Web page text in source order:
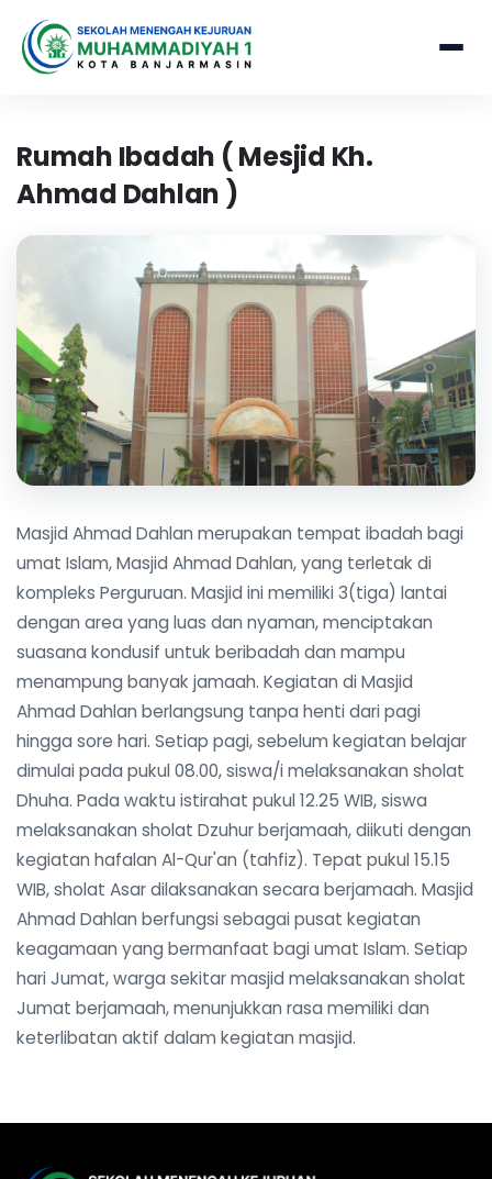
Rumah Ibadah ( Mesjid Kh.
Ahmad Dahlan )
Masjid Ahmad Dahlan merupakan tempat ibadah bagi
umat Islam, Masjid Ahmad Dahlan, yang terletak di
kompleks Perguruan. Masjid ini memiliki 3(tiga) lantai
dengan area yang luas dan nyaman, menciptakan
suasana kondusif untuk beribadah dan mampu
menampung banyak jamaah. Kegiatan di Masjid
Ahmad Dahlan berlangsung tanpa henti dari pagi
hingga sore hari. Setiap pagi, sebelum kegiatan belajar
dimulai pada pukul 08.00, siswa/i melaksanakan sholat
Dhuha. Pada waktu istirahat pukul 12.25 WIB, siswa
melaksanakan sholat Dzuhur berjamaah, diikuti dengan
kegiatan hafalan Al-Qur'an (tahfiz). Tepat pukul 15.15
WIB, sholat Asar dilaksanakan secara berjamaah. Masjid
Ahmad Dahlan berfungsi sebagai pusat kegiatan
keagamaan yang bermanfaat bagi umat Islam. Setiap
hari Jumat, warga sekitar masjid melaksanakan sholat
Jumat berjamaah, menunjukkan rasa memiliki dan
keterlibatan aktif dalam kegiatan masjid.